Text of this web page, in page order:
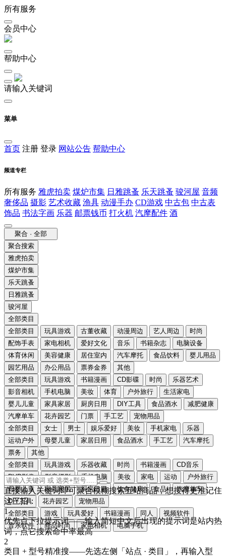
所有服务
会员中心
帮助中心
请输入关键词
菜单
首页 注册 登录 网站公告 帮助中心
频道专栏
所有服务 雅虎拍卖 煤炉市集 日雅跳蚤 乐天跳蚤 骏河屋 音频
奢侈品 摄影 艺术收藏 渔具 动漫手办 CD游戏 中古包 中古表
饰品 书法字画 乐器 邮票钱币 打火机 汽摩配件 酒
聚合 · 全部
聚合搜索
雅虎拍卖
煤炉市集
乐天跳蚤
日雅跳蚤
骏河屋
全部类目
全部类目
玩具游戏 古董收藏 动漫周边 艺人周边
时尚
配饰手表
家电相机 爱好文化 音乐 书籍杂志
电脑设备
体育休闲
美容健康 居住室内 汽车摩托 食品饮料
婴儿用品
园艺用品
办公用品 票券金券
其他
全部类目
玩具游戏 书籍漫画 CD影碟 时尚
乐器艺术
影音相机
手机电脑 美妆 体育 户外旅行
生活家电
婴儿儿童
家具家居 厨房日用 DIY工具 食品酒水
减肥健康
汽摩单车
花卉园艺 门票 手工艺
宠物用品
全部类目
女士 男士 娱乐爱好 美妆 手机家电
乐器
运动户外
母婴儿童 家居日用 食品酒水 手工艺
汽车摩托
票务
其他
全部类目
玩具游戏 乐器收藏 时尚 书籍漫画
CD音乐
DVD影像
影音摄影 手机电脑 美妆 家电 运动
户外旅行
母婴儿童
家具家居 厨房日用 饮食健康 食品
汽摩单车
DIY工具
花卉园艺
宠物用品
全部类目
游戏 玩具爱好 书籍漫画 同人
视频软件
音乐软件
商品时尚 家电相机 电脑手机
直接输入关键词即可聚合模糊搜索五站商品，想搜得更准记住
这三招：
1
优先点下拉提示词——输入简短中文后出现的提示词是站内热
词，点它搜索命中率最高
2
类目 + 型号精准搜——先选左侧「站点 · 类目」，再输入型